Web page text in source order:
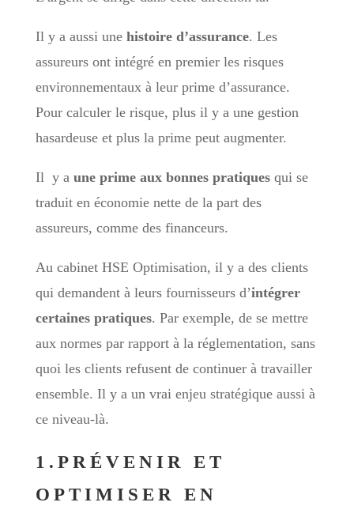
Il y a aussi une histoire d’assurance. Les
assureurs ont intégré en premier les risques
environnementaux à leur prime d’assurance.
Pour calculer le risque, plus il y a une gestion
hasardeuse et plus la prime peut augmenter.
Il y a une prime aux bonnes pratiques qui se
traduit en économie nette de la part des
assureurs, comme des financeurs.
Au cabinet HSE Optimisation, il y a des clients
qui demandent à leurs fournisseurs d’intégrer
certaines pratiques. Par exemple, de se mettre
aux normes par rapport à la réglementation, sans
quoi les clients refusent de continuer à travailler
ensemble. Il y a un vrai enjeu stratégique aussi à
ce niveau-là.
1.PRÉVENIR ET
OPTIMISER EN